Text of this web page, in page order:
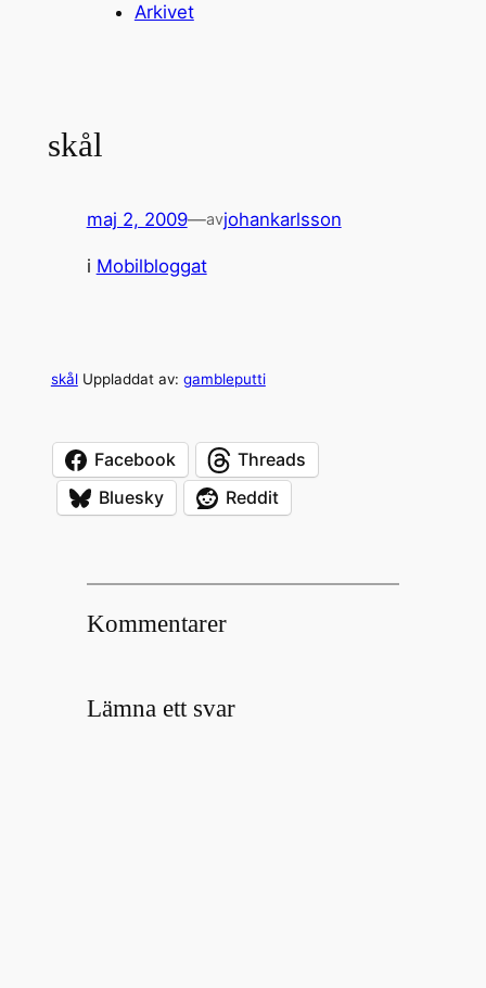
Arkivet
skål
maj 2, 2009—avjohankarlsson
i Mobilbloggat
skålUppladdat av: gambleputti
Facebook
Threads
Bluesky
Reddit
Kommentarer
Lämna ett svar